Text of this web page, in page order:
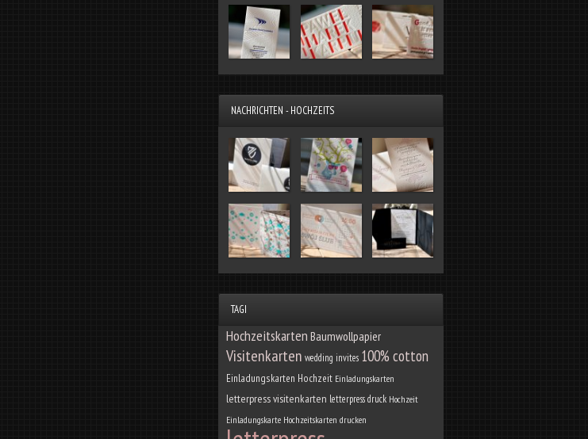
NACHRICHTEN - HOCHZEITS
TAGI
Hochzeitskarten Baumwollpapier
Visitenkarten wedding invites 100% cotton
Einladungskarten Hochzeit Einladungskarten
letterpress visitenkarten letterpress druck Hochzeit
Einladungskarte Hochzeitskarten drucken